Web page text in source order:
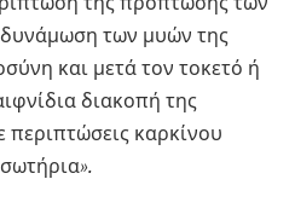
των μυών της
και μετά τον τοκετό ή
διακοπή της
καρκίνου
».